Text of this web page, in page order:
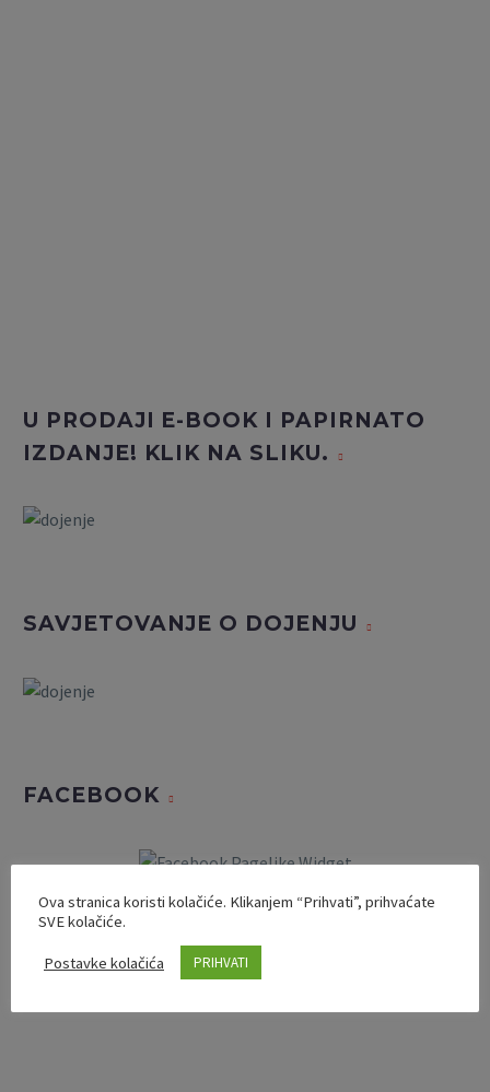
U PRODAJI E-BOOK I PAPIRNATO
IZDANJE! KLIK NA SLIKU.
SAVJETOVANJE O DOJENJU
FACEBOOK
Ova stranica koristi kolačiće. Klikanjem “Prihvati”, prihvaćate
SVE kolačiće.
Postavke kolačića PRIHVATI